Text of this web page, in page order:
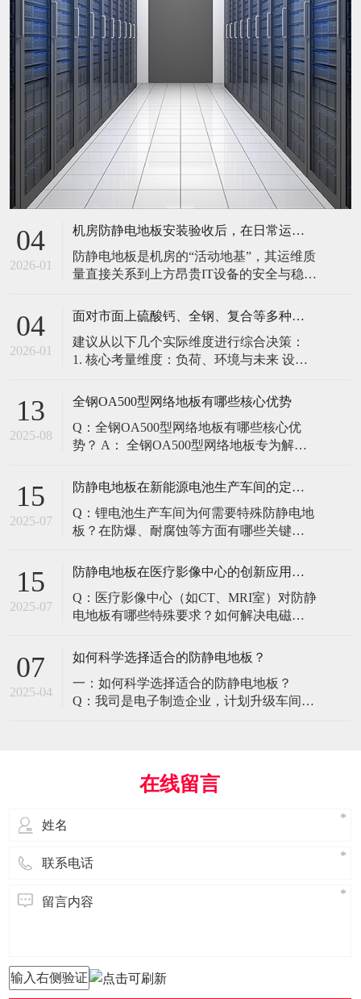
04
2026-01
机房防静电地板安装验收后，在日常运维中常常被忽视。请问，一套规范的、可操作的维护规程应包含哪些内容？有哪些“小问题”若不及时处理，会演变成“大故障”？
防静电地板是机房的“活动地基”，其运维质
量直接关系到上方昂贵IT设备的安全与稳
修，是保障其长期可靠的关键。 1. 建立分
由值班工程师执行）： 观： 巡检时观察地
面有无明显的水渍、油污或其它液体泼
04
2026-01
面对市面上硫酸钙、全钢、复合等多种类型的机房防静电地板，我们该如何科学选型？除了预算，更应该从哪些实际维度进行考量，以避免“过度配置”或“配置不足”？
建议从以下几个实际维度进行综合决策：
1. 核心考量维度：负荷、环境与未来 设备
您必须计算机房规划区域内最重设备的单
点载荷（通常指服务器机柜的支脚压
力）。 轻型机房（标准服务器/网络柜）：
单点载荷通常在1960N，主流的优质复合地
13
2025-08
全钢OA500型网络地板有哪些核心优势
Q：全钢OA500型网络地板有哪些核心优
势？ A： 全钢OA500型网络地板专为解决
以下核心优势： 高强度结构：采用优质冷
轧钢板拉伸焊接成型，表面磷化后静电喷
塑，防锈耐磨，承重性能优异。 便捷布
线：配套活动线槽板设计，可轻松掀起盖
15
2025-07
防静电地板在新能源电池生产车间的定制化解决方案
Q：锂电池生产车间为何需要特殊防静电地
板？在防爆、耐腐蚀等方面有哪些关键技
环境并存的特殊场景，需要全方位防护方
境要求 • 防爆等级：Ex IIB T4（ATEX认
证） • 静电泄放速度：<0.
15
2025-07
防静电地板在医疗影像中心的创新应用方案
Q：医疗影像中心（如CT、MRI室）对防静
电地板有哪些特殊要求？如何解决电磁干
环境特殊性对防静电地板提出了前所未有
疗影像环境的特殊需求 电磁兼容性要求 •
MRI室需完全无磁：磁化率<0.001（
07
2025-04
如何科学选择适合的防静电地板？
一：如何科学选择适合的防静电地板？
Q：我司是电子制造企业，计划升级车间地
用场景、技术指标及长期维护成本综合考
量。作为深耕行业多年的广东立品地板科
在线留言